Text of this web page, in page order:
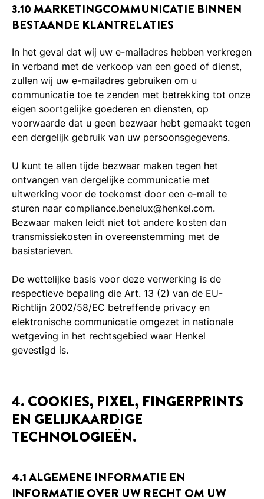
3.10 MARKETINGCOMMUNICATIE BINNEN
BESTAANDE KLANTRELATIES
In het geval dat wij uw e-mailadres hebben verkregen
in verband met de verkoop van een goed of dienst,
zullen wij uw e-mailadres gebruiken om u
communicatie toe te zenden met betrekking tot onze
eigen soortgelijke goederen en diensten, op
voorwaarde dat u geen bezwaar hebt gemaakt tegen
een dergelijk gebruik van uw persoonsgegevens.
U kunt te allen tijde bezwaar maken tegen het
ontvangen van dergelijke communicatie met
uitwerking voor de toekomst door een e-mail te
sturen naar compliance.benelux@henkel.com.
Bezwaar maken leidt niet tot andere kosten dan
transmissiekosten in overeenstemming met de
basistarieven.
De wettelijke basis voor deze verwerking is de
respectieve bepaling die Art. 13 (2) van de EU-
Richtlijn 2002/58/EC betreffende privacy en
elektronische communicatie omgezet in nationale
wetgeving in het rechtsgebied waar Henkel
gevestigd is.
4. COOKIES, PIXEL, FINGERPRINTS
EN GELIJKAARDIGE
TECHNOLOGIEËN.
4.1 ALGEMENE INFORMATIE EN
INFORMATIE OVER UW RECHT OM UW